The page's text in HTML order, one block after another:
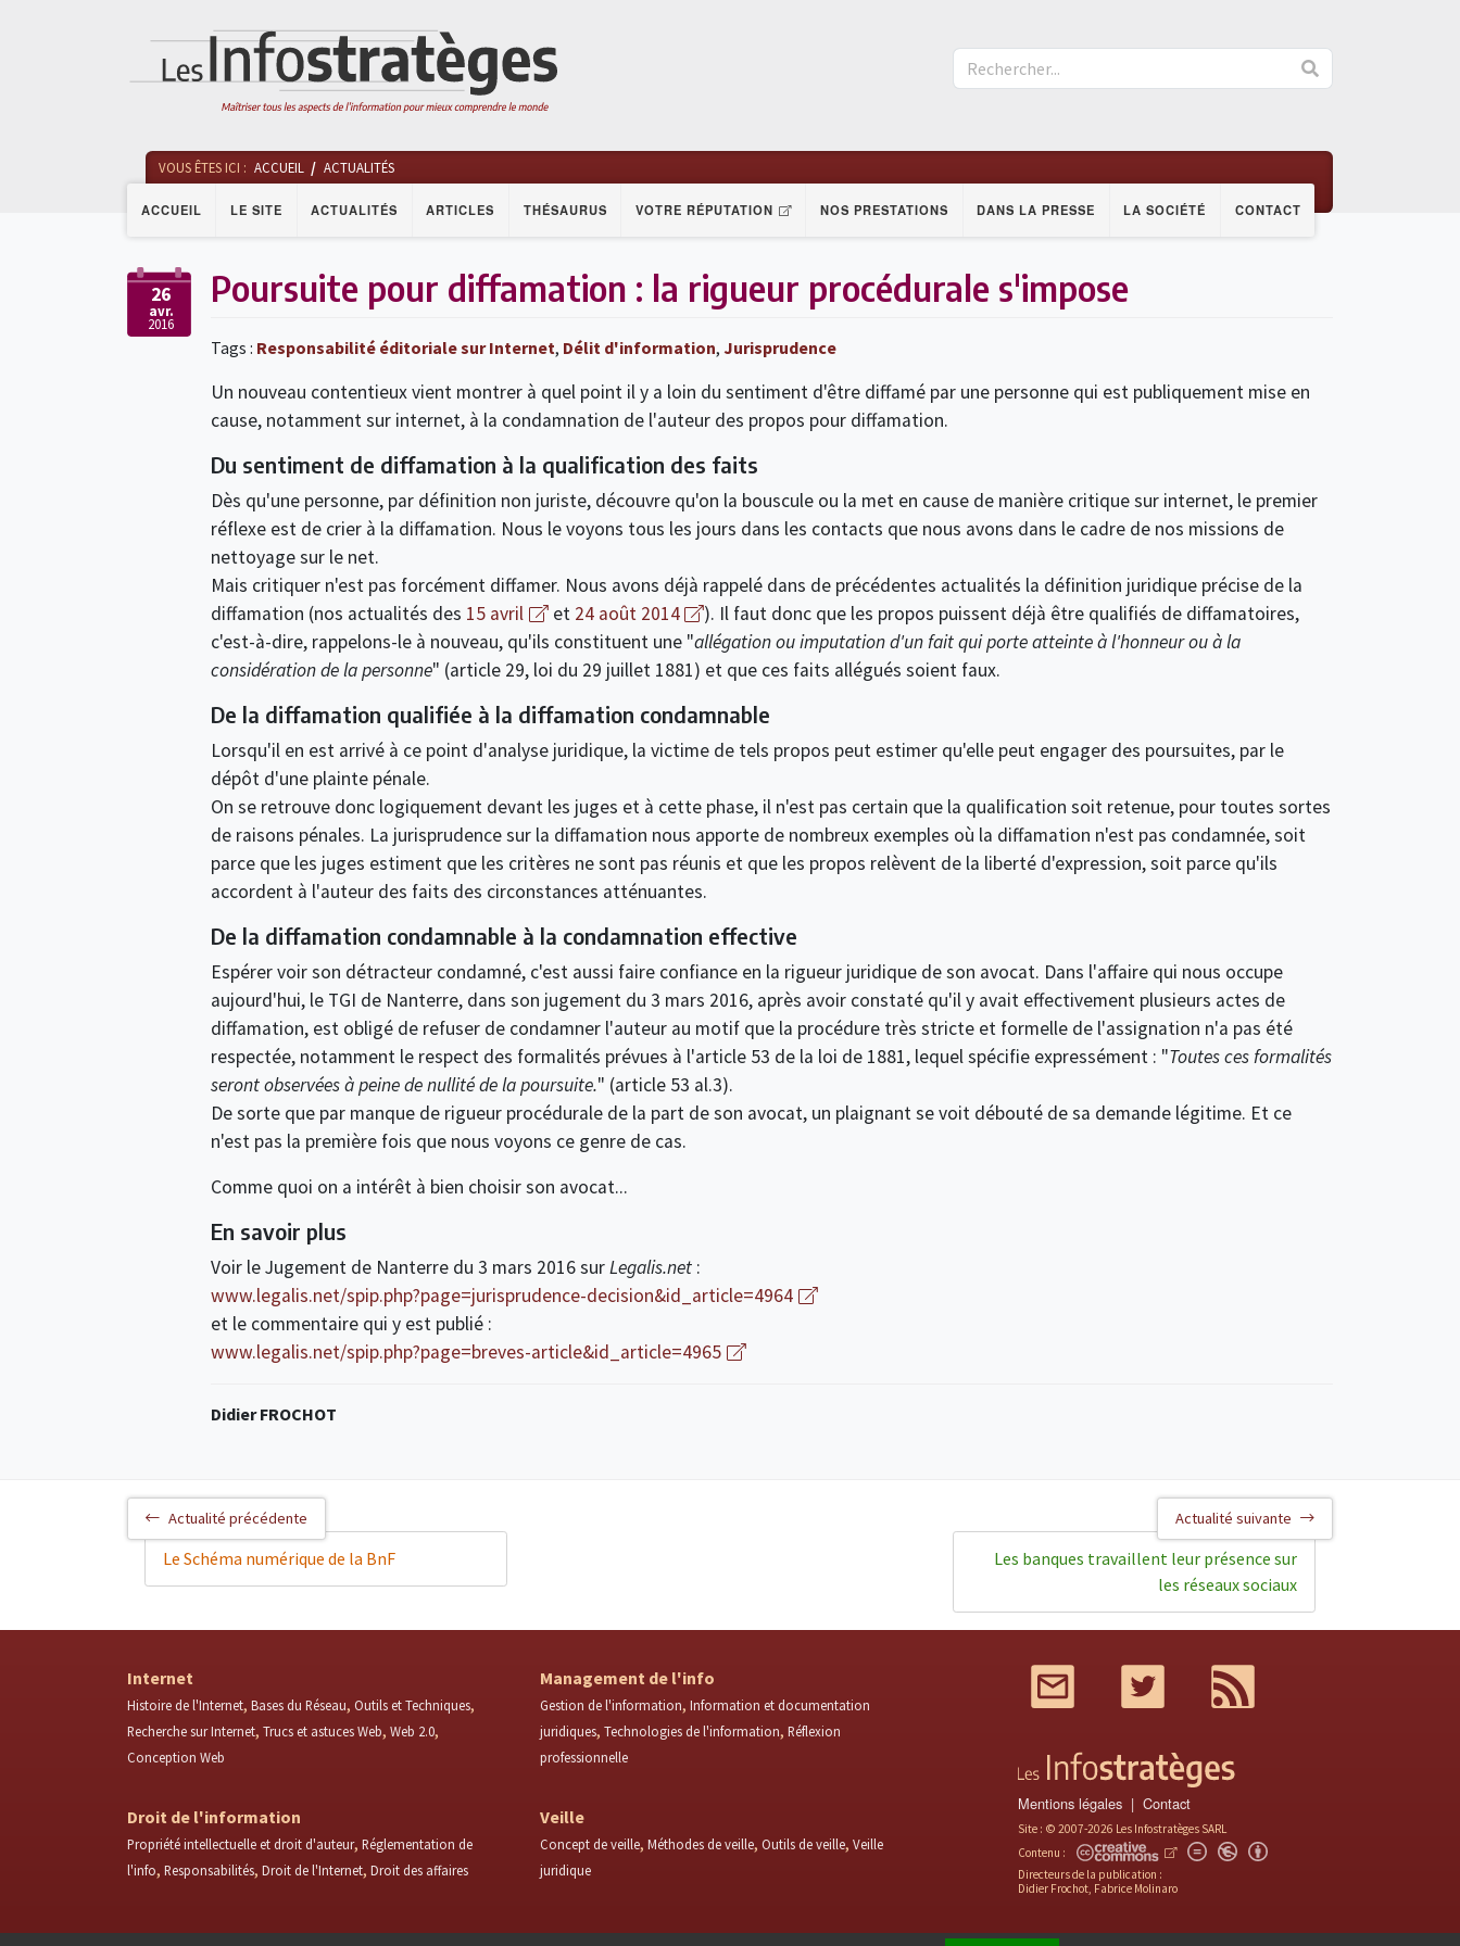
ACCUEIL LE SITE ACTUALITÉS ARTICLES THÉSAURUS VOTRE RÉPUTATION NOS PRESTATIONS DANS LA PRESSE LA SOCIÉTÉ CONTACT
VOUS ÊTES ICI : ACCUEIL ACTUALITÉS
26
avr.
2016
Poursuite pour diffamation : la rigueur procédurale s'impose
Tags : Responsabilité éditoriale sur Internet, Délit d'information, Jurisprudence
Un nouveau contentieux vient montrer à quel point il y a loin du sentiment d'être diffamé par une personne qui est publiquement mise en
cause, notamment sur internet, à la condamnation de l'auteur des propos pour diffamation.
Du sentiment de diffamation à la qualification des faits
Dès qu'une personne, par définition non juriste, découvre qu'on la bouscule ou la met en cause de manière critique sur internet, le premier
réflexe est de crier à la diffamation. Nous le voyons tous les jours dans les contacts que nous avons dans le cadre de nos missions de
nettoyage sur le net.
Mais critiquer n'est pas forcément diffamer. Nous avons déjà rappelé dans de précédentes actualités la définition juridique précise de la
diffamation (nos actualités des 15 avril et 24 août 2014
). Il faut donc que les propos puissent déjà être qualifiés de diffamatoires,
c'est-à-dire, rappelons-le à nouveau, qu'ils constituent une "allégation ou imputation d'un fait qui porte atteinte à l'honneur ou à la
considération de la personne" (article 29, loi du 29 juillet 1881) et que ces faits allégués soient faux.
De la diffamation qualifiée à la diffamation condamnable
Lorsqu'il en est arrivé à ce point d'analyse juridique, la victime de tels propos peut estimer qu'elle peut engager des poursuites, par le
dépôt d'une plainte pénale.
On se retrouve donc logiquement devant les juges et à cette phase, il n'est pas certain que la qualification soit retenue, pour toutes sortes
de raisons pénales. La jurisprudence sur la diffamation nous apporte de nombreux exemples où la diffamation n'est pas condamnée, soit
parce que les juges estiment que les critères ne sont pas réunis et que les propos relèvent de la liberté d'expression, soit parce qu'ils
accordent à l'auteur des faits des circonstances atténuantes.
De la diffamation condamnable à la condamnation effective
Espérer voir son détracteur condamné, c'est aussi faire confiance en la rigueur juridique de son avocat. Dans l'affaire qui nous occupe
aujourd'hui, le TGI de Nanterre, dans son jugement du 3 mars 2016, après avoir constaté qu'il y avait effectivement plusieurs actes de
diffamation, est obligé de refuser de condamner l'auteur au motif que la procédure très stricte et formelle de l'assignation n'a pas été
respectée, notamment le respect des formalités prévues à l'article 53 de la loi de 1881, lequel spécifie expressément : "Toutes ces formalités
seront observées à peine de nullité de la poursuite." (article 53 al.3).
De sorte que par manque de rigueur procédurale de la part de son avocat, un plaignant se voit débouté de sa demande légitime. Et ce
n'est pas la première fois que nous voyons ce genre de cas.
Comme quoi on a intérêt à bien choisir son avocat...
En savoir plus
Voir le Jugement de Nanterre du 3 mars 2016 surLegalis.net:
www.legalis.net/spip.php?page=jurisprudence-decision&id_article=4964
et le commentaire qui y est publié :
www.legalis.net/spip.php?page=breves-article&id_article=4965
Didier FROCHOT
Actualité précédente
Le Schéma numérique de la BnF
Actualité suivante
Les banques travaillent leur présence sur
les réseaux sociaux
Internet
Histoire de l'Internet Bases du Réseau Outils et Techniques
Recherche sur Internet Trucs et astuces Web Web 2.0
Conception Web
Management de l'info
Gestion de l'information Information et documentation
juridiques Technologies de l'information Réflexion
professionnelle
Droit de l'information
Propriété intellectuelle et droit d'auteur Réglementation de
l'info Responsabilités Droit de l'Internet Droit des affaires
Veille
Concept de veille Méthodes de veille Outils de veille Veille
juridique
Twitter
Mentions légales Contact
Site : © 2007-2026 Les Infostratèges SARL
Contenu :
Directeurs de la publication :
Didier Frochot, Fabrice Molinaro